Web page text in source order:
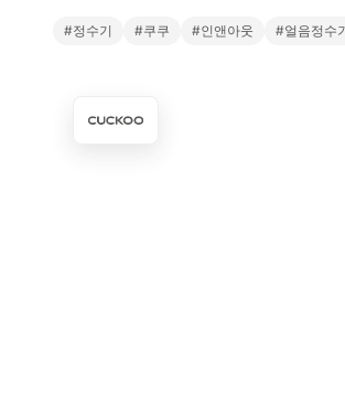
#정수기 #쿠쿠 #인앤아웃 #얼음정수